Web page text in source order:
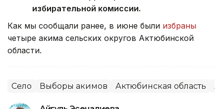
избирательной комиссии.
Как мы сообщали ранее, в июне были избраны
четыре акима сельских округов Актюбинской
области.
Село Выборы акимов Актюбинская область